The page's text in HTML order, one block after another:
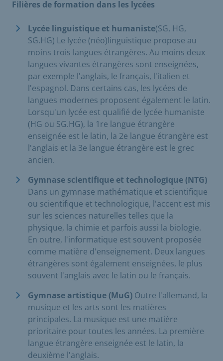
Filières de formation dans les lycées
Lycée linguistique et humaniste(SG, HG,
SG.HG) Le lycée (néo)linguistique propose au
moins trois langues étrangères. Au moins deux
langues vivantes étrangères sont enseignées,
par exemple l'anglais, le français, l'italien et
l'espagnol. Dans certains cas, les lycées de
langues modernes proposent également le latin.
Lorsqu'un lycée est qualifié de lycée humaniste
(HG ou SG.HG), la 1re langue étrangère
enseignée est le latin, la 2e langue étrangère est
l'anglais et la 3e langue étrangère est le grec
ancien.
Gymnase scientifique et technologique (NTG)
Dans un gymnase mathématique et scientifique
ou scientifique et technologique, l'accent est mis
sur les sciences naturelles telles que la
physique, la chimie et parfois aussi la biologie.
En outre, l'informatique est souvent proposée
comme matière d'enseignement. Deux langues
étrangères sont également enseignées, le plus
souvent l'anglais avec le latin ou le français.
Gymnase artistique (MuG) Outre l'allemand, la
musique et les arts sont les matières
principales. La musique est une matière
prioritaire pour toutes les années. La première
langue étrangère enseignée est le latin, la
deuxième l'anglais.